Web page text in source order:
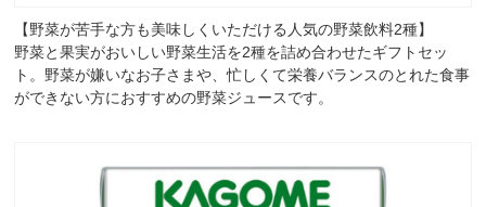
【野菜が苦手な方も美味しくいただける人気の野菜飲料2種】
野菜と果実がおいしい野菜生活を2種を詰め合わせたギフトセッ
ト。野菜が嫌いなお子さまや、忙しくて栄養バランスのとれた食事
ができない方におすすめの野菜ジュースです。